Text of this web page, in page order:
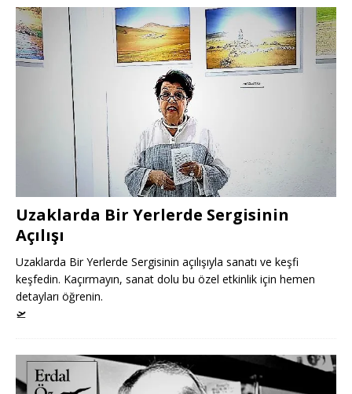
Uzaklarda Bir Yerlerde Sergisinin
Açılışı
Uzaklarda Bir Yerlerde Sergisinin açılışıyla sanatı ve keşfi
keşfedin. Kaçırmayın, sanat dolu bu özel etkinlik için hemen
detayları öğrenin.
🛫